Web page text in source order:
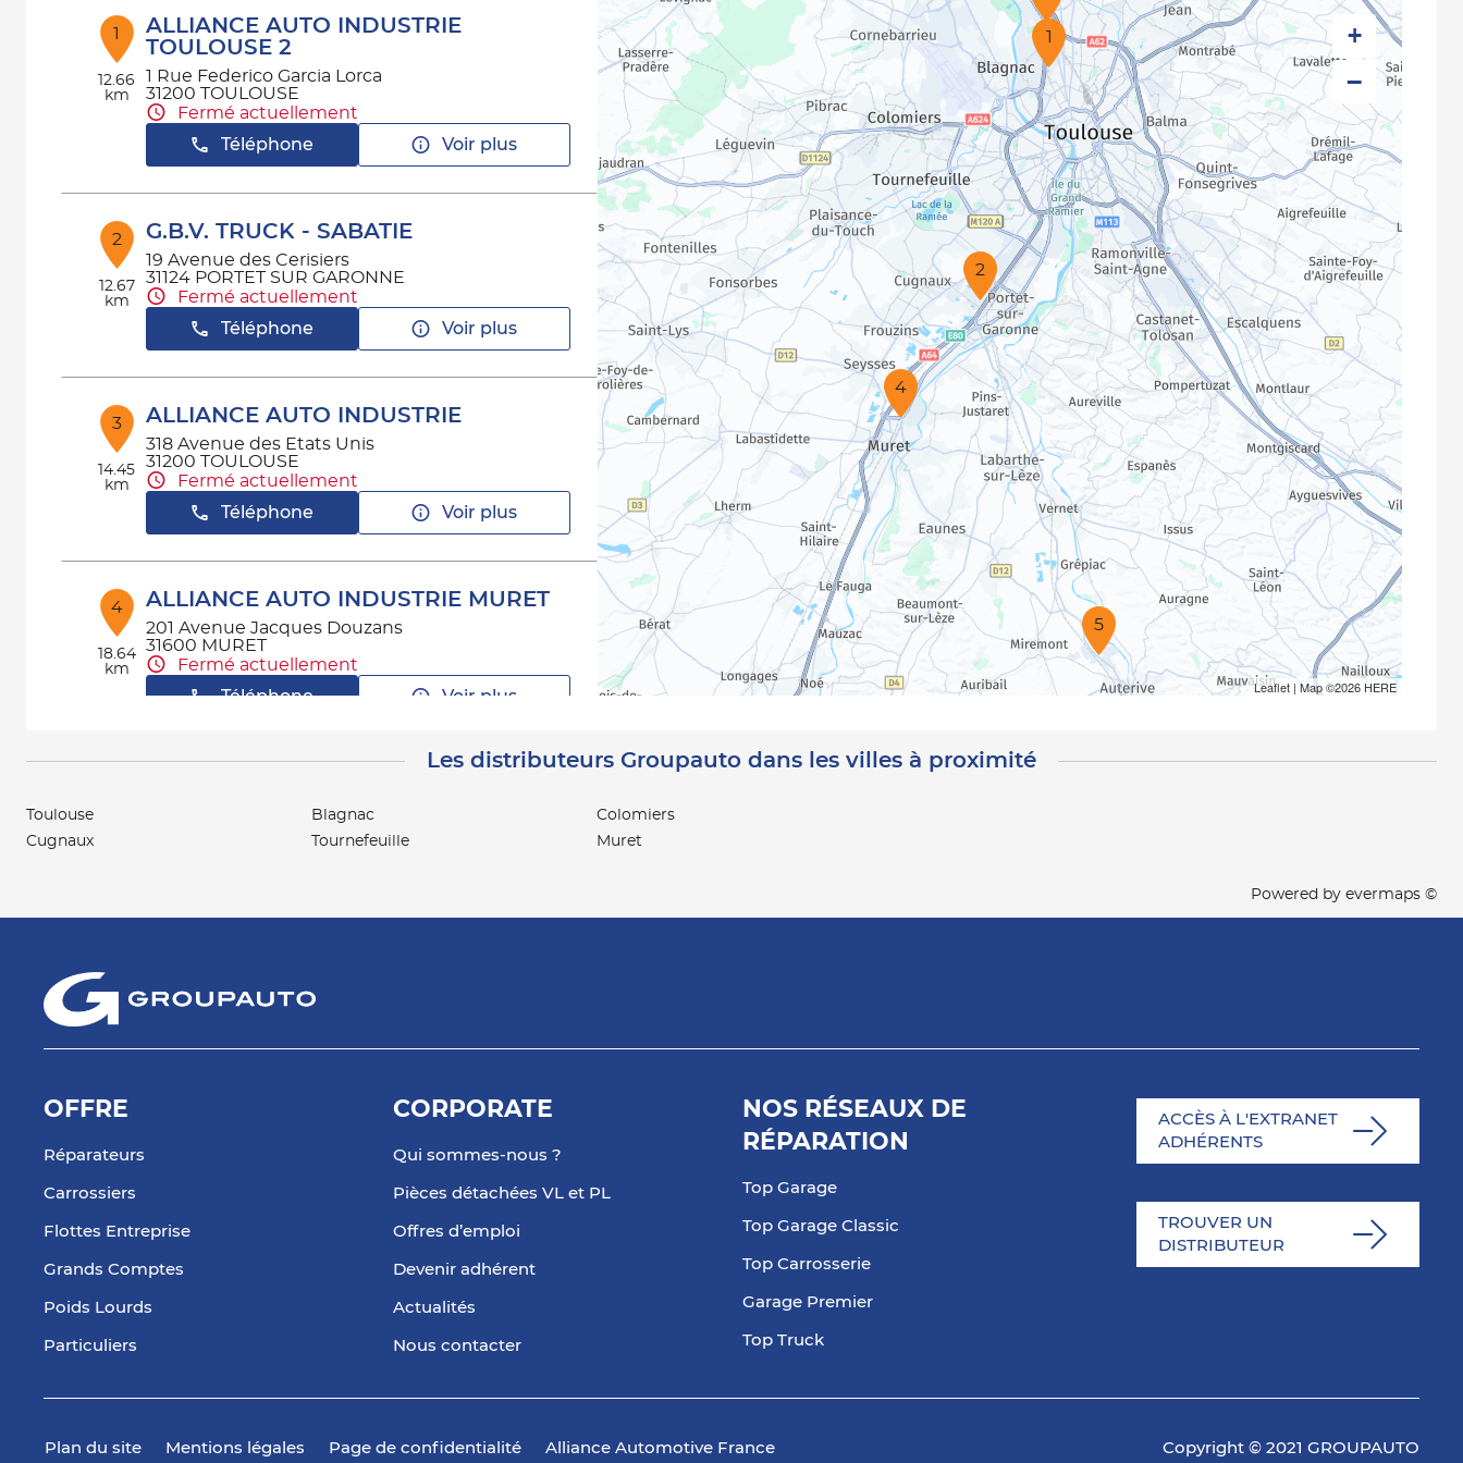
1
12.66
km
ALLIANCE AUTO INDUSTRIE
TOULOUSE 2
1 Rue Federico Garcia Lorca
31200 TOULOUSE
Fermé actuellement
Téléphone
Voir plus
2
12.67
km
G.B.V. TRUCK - SABATIE
19 Avenue des Cerisiers
31124 PORTET SUR GARONNE
Fermé actuellement
Téléphone
Voir plus
3
14.45
km
ALLIANCE AUTO INDUSTRIE
318 Avenue des Etats Unis
31200 TOULOUSE
Fermé actuellement
Téléphone
Voir plus
4
18.64
km
ALLIANCE AUTO INDUSTRIE MURET
201 Avenue Jacques Douzans
31600 MURET
Fermé actuellement
Téléphone
Voir plus
106 Route de Toulouse
5
4
2
1 +
−
Leaflet| Map ©2026 HERE
Les distributeurs Groupauto dans les villes à proximité
Toulouse
Cugnaux
Blagnac
Tournefeuille
Colomiers
Muret
Powered by evermaps ©
OFFRE
Réparateurs
Carrossiers
Flottes Entreprise
Grands Comptes
Poids Lourds
Particuliers
CORPORATE
Qui sommes-nous ?
Pièces détachées VL et PL
Offres d’emploi
Devenir adhérent
Actualités
Nous contacter
NOS RÉSEAUX DE
RÉPARATION
Top Garage
Top Garage Classic
Top Carrosserie
Garage Premier
Top Truck
ACCÈS À L'EXTRANET
ADHÉRENTS
TROUVER UN
DISTRIBUTEUR
Plan du site Mentions légales Page de confidentialité Alliance Automotive France Copyright © 2021 GROUPAUTO